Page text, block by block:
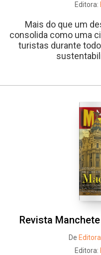
Editora:
Mais do que um
consolida como uma
turistas durante
Revista
De
Editora: